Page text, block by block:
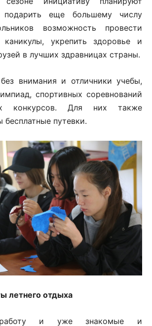
еще большему числу
возможность провести
каникулы, укрепить здоровье и
в лучших здравницах страны.
внимания и отличники учебы,
спортивных соревнований
конкурсов. Для них также
бесплатные путевки.
летнего отдыха
работу и уже знакомые и